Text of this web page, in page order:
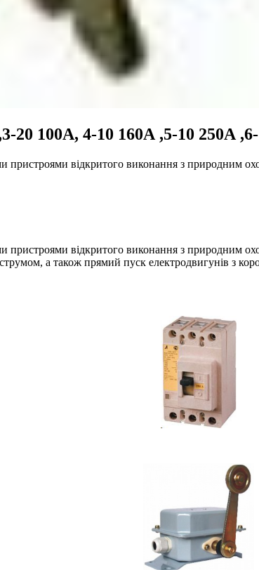
20 100А, 4-10 160А ,5-10 250А
пристроями відкритого виконання з природним
пристроями відкритого виконання з природним
а також прямий пуск електродвигунів з